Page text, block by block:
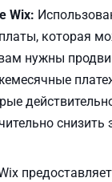
Wix:
которая
нужны
снизить